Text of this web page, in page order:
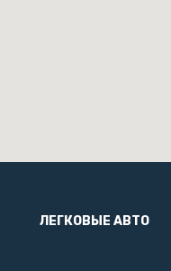
ЛЕГКОВЫЕ АВТО